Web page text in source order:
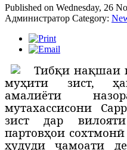
Published on Wednesday, 26
Администратор Category:
Тибқи нақшаи
муҳити зист,
амалиёти
мутахассисони
зист дар
партовҳои
ҳудуди ҷамоати